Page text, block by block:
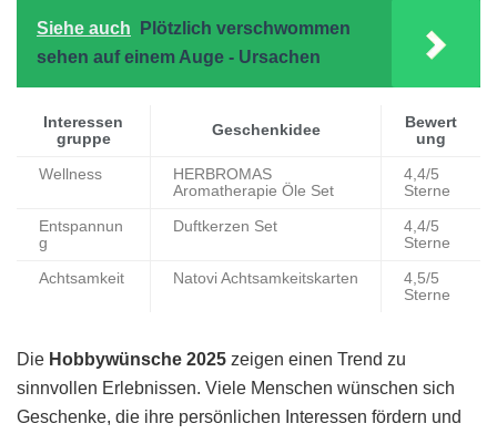
Siehe auch
Plötzlich verschwommen
sehen auf einem Auge - Ursachen
Interessen
gruppe
Geschenkidee
Bewert
ung
Wellness
HERBROMAS
Aromatherapie Öle Set
4,4/5
Sterne
Entspannun
g
Duftkerzen Set
4,4/5
Sterne
Achtsamkeit Natovi Achtsamkeitskarten
4,5/5
Sterne
Die Hobbywünsche 2025 zeigen einen Trend zu
sinnvollen Erlebnissen. Viele Menschen wünschen sich
Geschenke, die ihre persönlichen Interessen fördern und